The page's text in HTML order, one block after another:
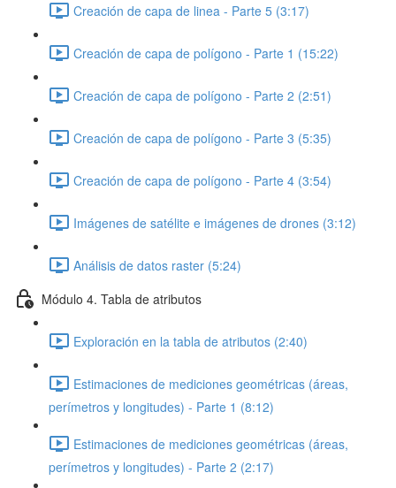
Creación de capa de linea - Parte 5 (3:17)
Creación de capa de polígono - Parte 1 (15:22)
Creación de capa de polígono - Parte 2 (2:51)
Creación de capa de polígono - Parte 3 (5:35)
Creación de capa de polígono - Parte 4 (3:54)
Imágenes de satélite e imágenes de drones (3:12)
Análisis de datos raster (5:24)
Módulo 4. Tabla de atributos
Exploración en la tabla de atributos (2:40)
Estimaciones de mediciones geométricas (áreas,
perímetros y longitudes) - Parte 1 (8:12)
Estimaciones de mediciones geométricas (áreas,
perímetros y longitudes) - Parte 2 (2:17)